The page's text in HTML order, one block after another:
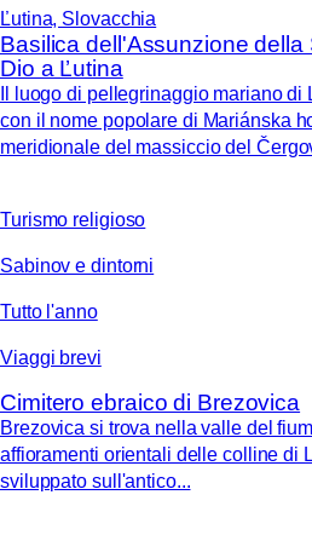
Ľutina, Slovacchia
Basilica dell'Assunzione della
Dio a Ľutina
Il luogo di pellegrinaggio mariano
con il nome popolare di Mariánska
meridionale del massiccio del
Turismo religioso
Sabinov e dintorni
Tutto l'anno
Viaggi brevi
Cimitero ebraico di Brezovica
Brezovica si trova nella valle del
affioramenti orientali delle colline di
sviluppato sull'antico...